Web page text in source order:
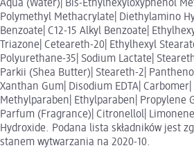
Aqua (Water)| Bis-Ethylhexyloxyphenol
Polymethyl Methacrylate| Diethylamino
Benzoate| C12-15 Alkyl Benzoate|
Triazone| Ceteareth-20| Ethylhexyl
Polyurethane-35| Sodium Lactate|
Parkii (Shea Butter)| Steareth-2|
Xanthan Gum| Disodium EDTA|
Methylparaben| Ethylparaben| Propylene
Parfum (Fragrance)| Citronellol|
Hydroxide. Podana lista składników jest
stanem wytwarzania na 2020-10.